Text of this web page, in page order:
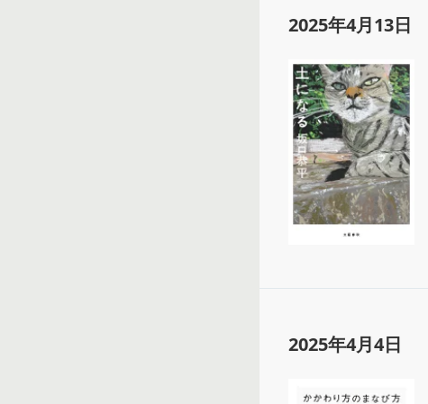
2025年4月13日
2025年4月4日